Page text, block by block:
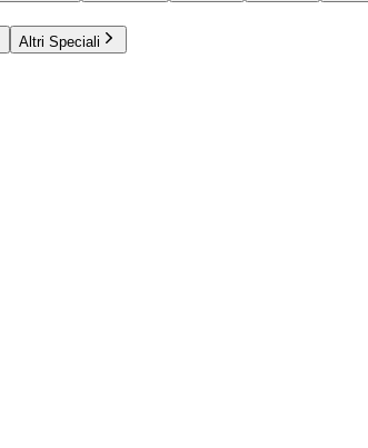
Altri Speciali